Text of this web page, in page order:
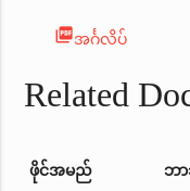
picture_as_pdfအင်္ဂလိပ်
Related
ဖိုင်အမည် ဘာ